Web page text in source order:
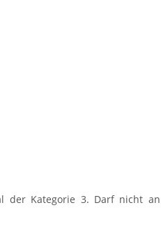
der Kategorie 3. Darf nicht